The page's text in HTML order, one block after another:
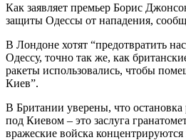
Как заявляет премьер Борис
защиты Одессы от нападения,
В Лондоне хотят “предотвратить
Одессу, точно так же, как
ракеты использовались, чтобы
Киев”.
В Британии уверены, что остановка
под Киевом – это заслуга
вражеские войска